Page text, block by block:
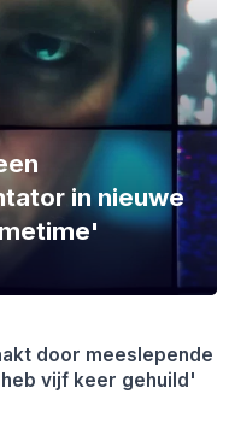
in nieuwe
door meeslepende
vijf keer gehuild'